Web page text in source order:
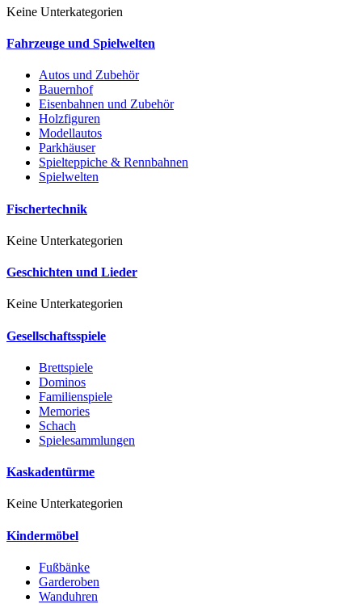
Keine Unterkategorien
Fahrzeuge und Spielwelten
Autos und Zubehör
Bauernhof
Eisenbahnen und Zubehör
Holzfiguren
Modellautos
Parkhäuser
Spielteppiche & Rennbahnen
Spielwelten
Fischertechnik
Keine Unterkategorien
Geschichten und Lieder
Keine Unterkategorien
Gesellschaftsspiele
Brettspiele
Dominos
Familienspiele
Memories
Schach
Spielesammlungen
Kaskadentürme
Keine Unterkategorien
Kindermöbel
Fußbänke
Garderoben
Wanduhren